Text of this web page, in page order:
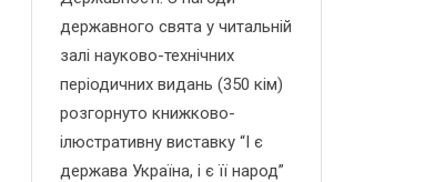
державного свята у читальній
залі науково-технічних
періодичних видань (350 кім)
розгорнуто книжково-
ілюстративну виставку “І є
держава Україна, і є її народ”